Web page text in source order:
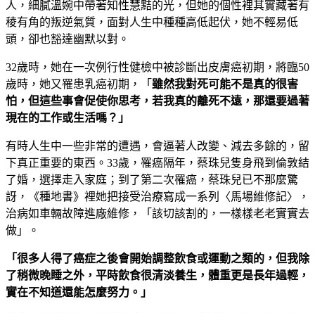
人，細膩溫婉中帶著知性慧黠的光，但她的個性裡其實藏著有
稜有角的叛逆氣質，面對人生中種種高低起伏，她不輕易低
頭，卻也豁達幽默以對。
32歲時，她在一次例行性健檢中被診斷出皮膚癌初期，將臨50
歲時，她又罹患乳癌初期，「 雖然我對死可能不是真的很害
怕，但這些事會促使你思考，若我真的離死不遠，那還要過著
現在的工作或生活嗎？」
有時人生中一些非常的遭遇，會逼著人改變、減去多餘的，留
下真正重要的東西。33歲，罹癌隔年，蔡珠兒隻身飛到倫敦結
了婚，選擇走入家庭；到了第二次罹癌，蔡珠兒已不那麼驚
訝，《種地書》裡她把接受治療寫成一系列〈馬場維修記〉，
治病如車輛故障進廠維修，「該切該割的，一樣樣老老實實去
做」。
「很多人得了癌症之後會開始調整飲食或運動之類的，但我除
了稍微晚睡之外，平時飲食很清淡養生，體重更是長年過輕，
實在不知道還能怎麼努力。」